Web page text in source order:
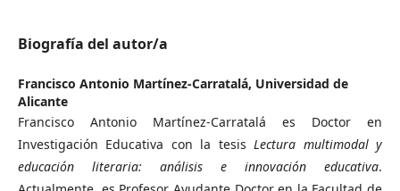
Biografía del autor/a
Francisco Antonio Martínez-Carratalá, Universidad de
Alicante
Francisco Antonio Martínez-Carratalá es Doctor en
Investigación Educativa con la tesisLectura multimodal y
educación literaria: análisis e innovación educativa.